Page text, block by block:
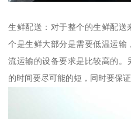
生鲜配送：对于整个的生鲜配
个是生鲜大部分是需要低温运输
流运输的设备要求是比较高的。
的时间要尽可能的短，同时要保